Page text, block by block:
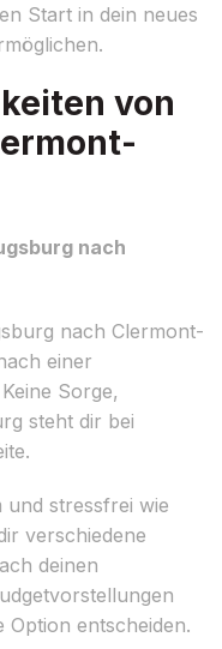
Start in dein neues
von
nach
nach Clermont-
einer
Sorge,
steht dir bei
und stressfrei wie
verschiedene
deinen
Option entscheiden.